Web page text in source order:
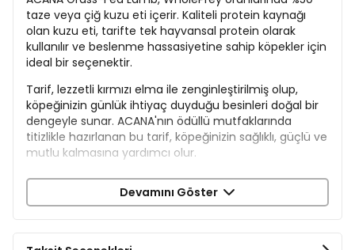
taze veya çiğ kuzu eti içerir. Kaliteli protein kaynağı
olan kuzu eti, tarifte tek hayvansal protein olarak
kullanılır ve beslenme hassasiyetine sahip köpekler için
ideal bir seçenektir.
Tarif, lezzetli kırmızı elma ile zenginleştirilmiş olup,
köpeğinizin günlük ihtiyaç duyduğu besinleri doğal bir
dengeyle sunar. ACANA'nın ödüllü mutfaklarında
titizlikle hazırlanan bu tarif, köpeğinizin sağlıklı, güçlü ve
mutlu kalmasına yardımcı olur.
Tek proteinli, besleyici ve lezzetli.
Köpeğiniz için sade ama güçlü bir seçim!
Devamını Göster